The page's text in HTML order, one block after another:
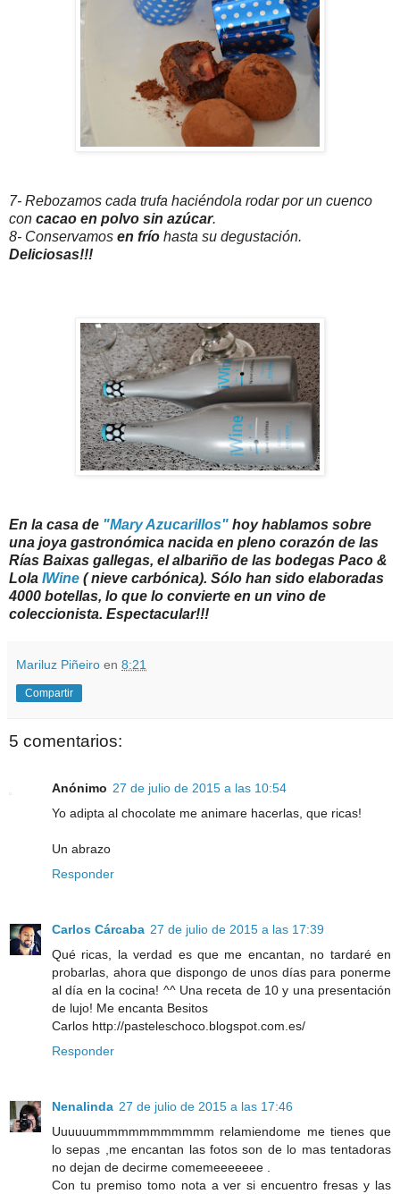
7- Rebozamos cada trufa haciéndola rodar por un cuenco
con cacao en polvo sin azúcar.
8- Conservamos en frío hasta su degustación.
Deliciosas!!!
En la casa de "Mary Azucarillos" hoy hablamos sobre
una joya gastronómica nacida en pleno corazón de las
Rías Baixas gallegas, el albariño de las bodegas Paco &
Lola IWine ( nieve carbónica). Sólo han sido elaboradas
4000 botellas, lo que lo convierte en un vino de
coleccionista. Espectacular!!!
Mariluz Piñeiro en 8:21
Compartir
5 comentarios:
Anónimo 27 de julio de 2015 a las 10:54
Yo adipta al chocolate me animare hacerlas, que ricas!
Un abrazo
Responder
Carlos Cárcaba 27 de julio de 2015 a las 17:39
Qué ricas, la verdad es que me encantan, no tardaré en
probarlas, ahora que dispongo de unos días para ponerme
al día en la cocina! ^^ Una receta de 10 y una presentación
de lujo! Me encanta Besitos
Carlos http://pasteleschoco.blogspot.com.es/
Responder
Nenalinda 27 de julio de 2015 a las 17:46
Uuuuuummmmmmmmmmm relamiendome me tienes que
lo sepas ,me encantan las fotos son de lo mas tentadoras
no dejan de decirme comemeeeeeee .
Con tu premiso tomo nota a ver si encuentro fresas y las